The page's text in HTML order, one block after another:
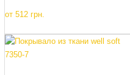
от 512 грн.